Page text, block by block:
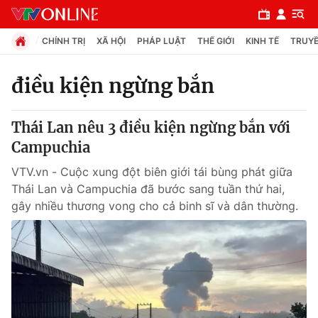
Chuyên mục
Chính trị
Xã hội
Pháp luật
Y tế
Thế giới
CHÍNH TRỊ XÃ HỘI PHÁP LUẬT THẾ GIỚI KINH TẾ
điều kiện ngừng bắn
Thái Lan nêu 3 điều kiện ngừng bắn với
Campuchia
VTV.vn - Cuộc xung đột biên giới tái bùng phát giữa
Thái Lan và Campuchia đã bước sang tuần thứ hai,
gây nhiều thương vong cho cả binh sĩ và dân thường.